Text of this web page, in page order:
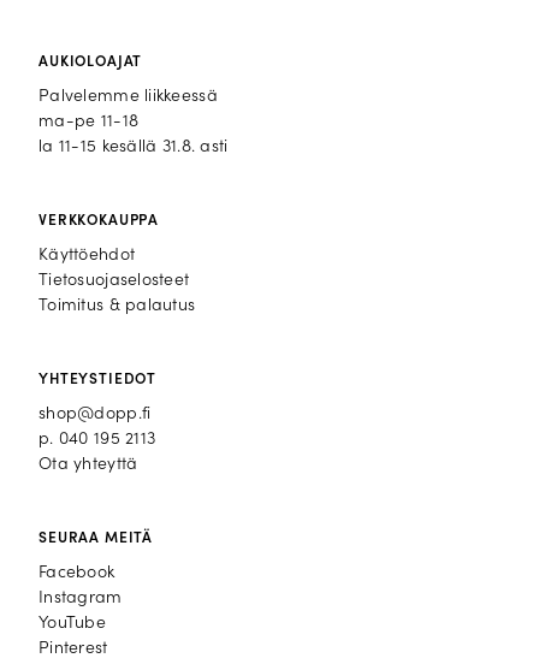
AUKIOLOAJAT
Palvelemme liikkeessä
ma-pe 11-18
la 11-15 kesällä 31.8. asti
VERKKOKAUPPA
Käyttöehdot
Tietosuojaselosteet
Toimitus & palautus
YHTEYSTIEDOT
shop@dopp.fi
p. 040 195 2113
Ota yhteyttä
SEURAA MEITÄ
Facebook
Facebook
Instagram
Instagram
YouTube
YouTube
Pinterest
Pinterest